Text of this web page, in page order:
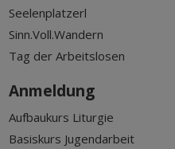
Seelenplatzerl
Sinn.Voll.Wandern
Tag der Arbeitslosen
Anmeldung
Aufbaukurs Liturgie
Basiskurs Jugendarbeit